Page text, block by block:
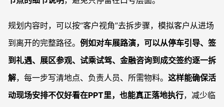
规划内容时，可以按“客户视角”去拆步骤，模拟客户从进场
到离开的完整路径。 例如对车展路演，可以从停车引导、签
到礼遇、展区参观、试乘试驾、金融咨询到成交签约逐一拆
解，每一步写清地点、负责人员、所需物料。 这样能确保活
动现场安排不仅好看在PPT里，也能真正落地执行，减少临